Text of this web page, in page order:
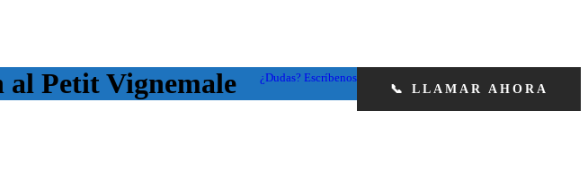
📞 LLAMAR AHORA
¿Dudas? Escríbenos
al Petit Vignemale